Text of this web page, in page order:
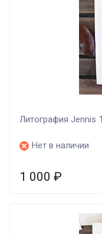
Литография Jennis 1
Нет в наличии
1 000 ₽